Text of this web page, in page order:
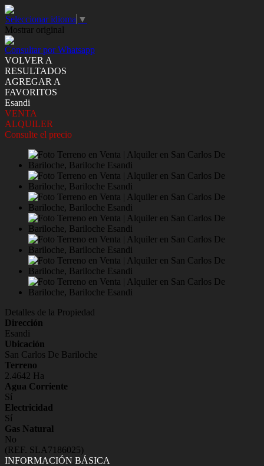
Seleccionar idioma ▼
Mostrar original
Consultar por Whatsapp
VOLVER A
RESULTADOS
AGREGAR A
FAVORITOS
Esandi
VENTA
ALQUILER
Consulte el precio
Detalles de la Propiedad
Dirección
Esandi
Ubicación
San Carlos De Bariloche
Terreno
2.4642 Ha
Agua Corriente
Sí
Electricidad
Sí
Gas Natural
No
(REF. SLA7186025)
INFORMACIÓN BÁSICA